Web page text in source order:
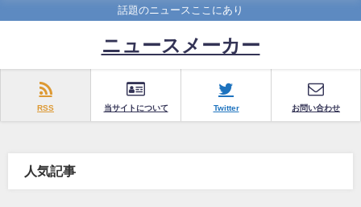
話題のニュースここにあり
ニュースメーカー
RSS 当サイトについて Twitter お問い合わせ
人気記事